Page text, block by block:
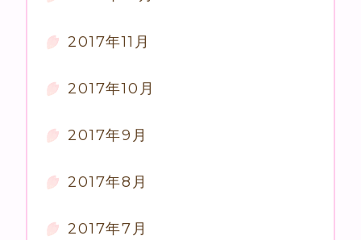
2017年11月
2017年10月
2017年9月
2017年8月
2017年7月